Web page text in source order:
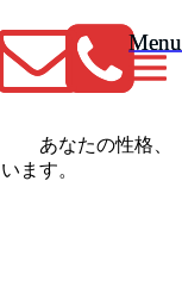
Menu
Menu
格、
ます。